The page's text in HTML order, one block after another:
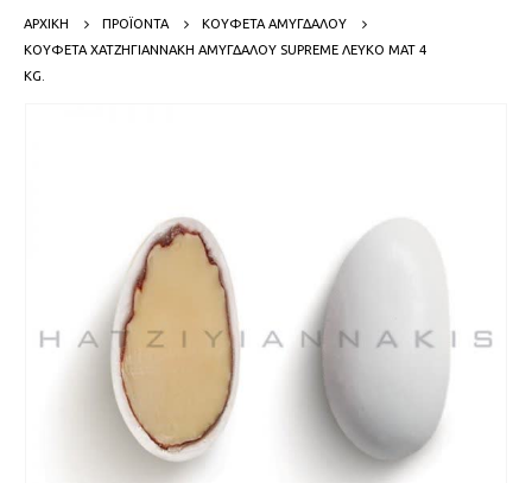
ΑΡΧΙΚΗ ΠΡΟΪΟΝΤΑ
ΚΟΥΦΕΤΑ ΑΜΥΓΔΑΛΟΥ
ΚΟΥΦΈΤΑ ΧΑΤΖΗΓΙΑΝΝΆΚΗ ΑΜΥΓΔΆΛΟΥ SUPREME ΛΕΥΚΌ ΜΑΤ 4
KG.